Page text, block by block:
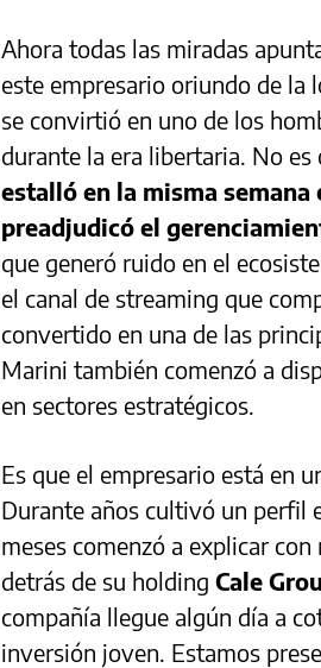
Ahora todas las miradas
este empresario oriundo de la
se convirtió en uno de los
durante la era libertaria. No es
estalló en la misma semana
preadjudicó el
que generó ruido en el
el canal de streaming que
convertido en una de las
Marini también comenzó a
en sectores estratégicos.
Es que el empresario está en
Durante años cultivó un perfil
meses comenzó a explicar
detrás de su holding Cale
compañía llegue algún día a
inversión joven. Estamos